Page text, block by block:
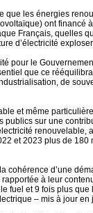
que les énergies
ont financé
Français, quelles
d’électricité
pour le
que ce
de
et même
publics sur une
renouvelable,
et 2023 plus de 180
cohérence d’une
à leur
fuel et 9 fois plus que
– mis à jour